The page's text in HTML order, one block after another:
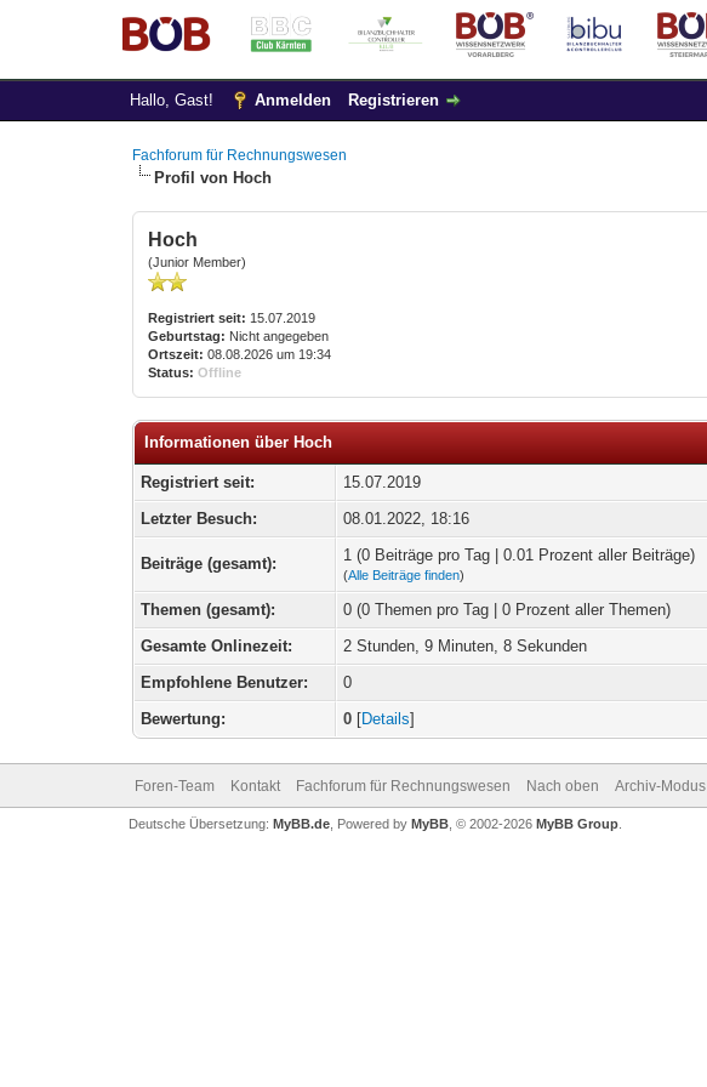
Hallo, Gast! Anmelden Registrieren
Fachforum für Rechnungswesen
Profil von Hoch
Hoch
(Junior Member)
Registriert seit: 15.07.2019
Geburtstag: Nicht angegeben
Ortszeit: 08.08.2026 um 19:34
Status: Offline
Informationen über Hoch
Registriert seit:
15.07.2019
Letzter Besuch:
08.01.2022, 18:16
Beiträge (gesamt): 1 (0 Beiträge pro Tag | 0.01 Prozent aller Beiträge)
(Alle Beiträge finden)
Themen (gesamt):
0 (0 Themen pro Tag | 0 Prozent aller Themen)
Gesamte Onlinezeit:
2 Stunden, 9 Minuten, 8 Sekunden
Empfohlene Benutzer:
0
Bewertung:
0 [Details]
Foren-Team Kontakt Fachforum für Rechnungswesen Nach oben Archiv-Modus
Deutsche Übersetzung: MyBB.de, Powered by MyBB, © 2002-2026 MyBB Group.